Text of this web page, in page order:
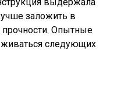
заложить в
Опытные
следующих